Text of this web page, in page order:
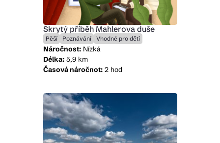
Skrytý příběh Mahlerova duše
Pěší Poznávání Vhodné pro děti
Náročnost:Nízká
Délka:5,9 km
Časová náročnot:2 hod